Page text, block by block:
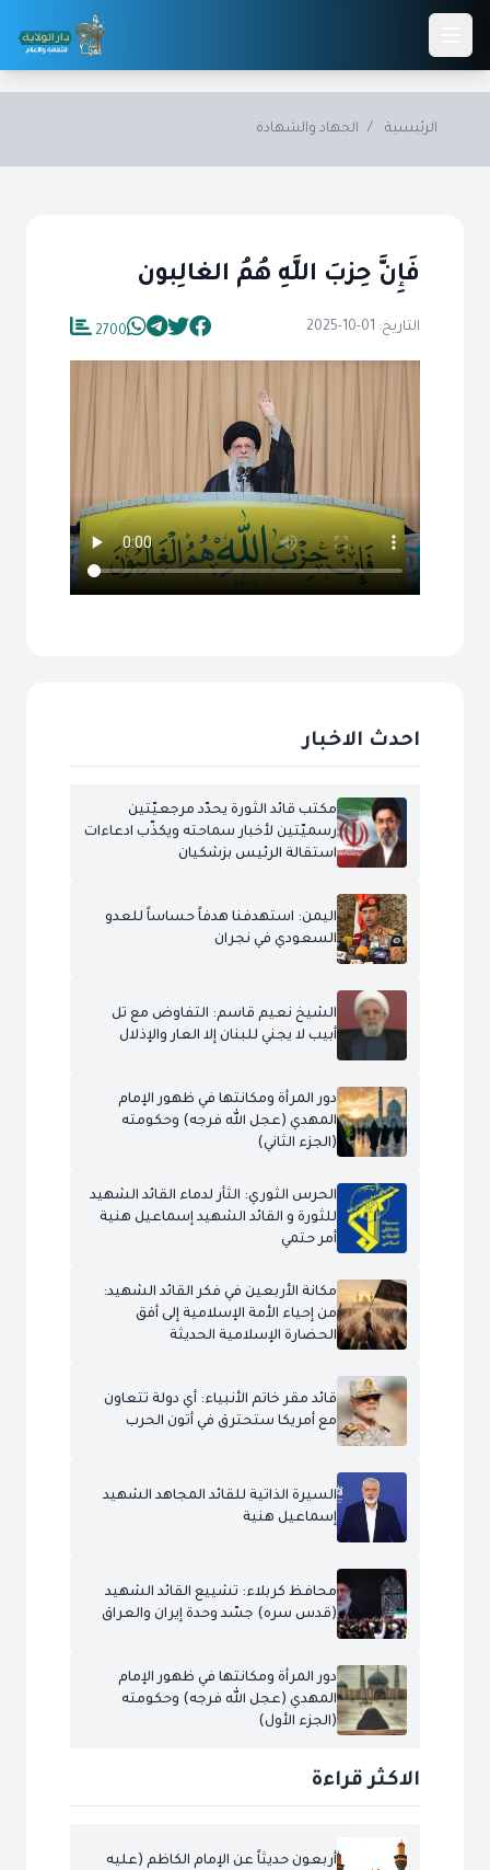
Skip to main content
الرئيسية / الجهاد والشهادة
فَإِنَّ حِزبَ اللَّهِ هُمُ الغالِبون
التاريخ: 01-10-2025 2700
احدث الاخبار
مكتب قائد الثورة يحدّد مرجعيّتين
رسميّتين لأخبار سماحته ويكذّب ادعاءات
استقالة الرئيس بزشكيان
اليمن: استهدفنا هدفاً حساساً للعدو
السعودي في نجران
الشيخ نعيم قاسم: التفاوض مع تل
أبيب لا يجني للبنان إلا العار والإذلال
دور المرأة ومكانتها في ظهور الإمام
المهدي (عجل الله فرجه) وحكومته
(الجزء الثاني)
الحرس الثوري: الثأر لدماء القائد الشهيد
للثورة و القائد الشهيد إسماعيل هنية
أمر حتمي
مكانة الأربعين في فكر القائد الشهيد:
من إحياء الأمة الإسلامية إلى أفق
الحضارة الإسلامية الحديثة
قائد مقر خاتم الأنبياء: أي دولة تتعاون
مع أمريكا ستحترق في أتون الحرب
السيرة الذاتية للقائد المجاهد الشهيد
إسماعيل هنية
محافظ كربلاء: تشييع القائد الشهيد
(قدس سره) جسّد وحدة إيران والعراق
دور المرأة ومكانتها في ظهور الإمام
المهدي (عجل الله فرجه) وحكومته
(الجزء الأول)
الاكثر قراءة
أربعون حديثاً عن الإمام الكاظم (عليه